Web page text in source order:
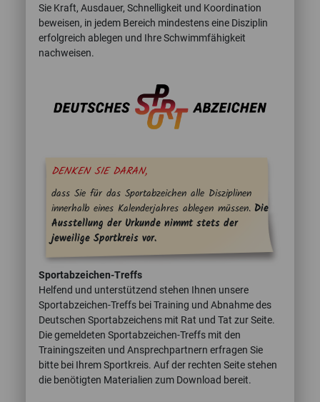
Sie Kraft, Ausdauer, Schnelligkeit und Koordination
beweisen, in jedem Bereich mindestens eine Disziplin
erfolgreich ablegen und Ihre Schwimmfähigkeit
nachweisen.
DENKEN SIE DARAN,
dass Sie für das Sportabzeichen alle Disziplinen
innerhalb eines Kalenderjahres ablegen müssen. Die
Ausstellung der Urkunde nimmt stets der
jeweilige Sportkreis vor.
Sportabzeichen-Treffs
Helfend und unterstützend stehen Ihnen unsere
Sportabzeichen-Treffs bei Training und Abnahme des
Deutschen Sportabzeichens mit Rat und Tat zur Seite.
Die gemeldeten Sportabzeichen-Treffs mit den
Trainingszeiten und Ansprechpartnern erfragen Sie
bitte bei Ihrem Sportkreis. Auf der rechten Seite stehen
die benötigten Materialien zum Download bereit.